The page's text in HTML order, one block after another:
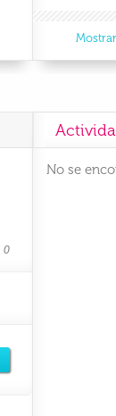
0
No se